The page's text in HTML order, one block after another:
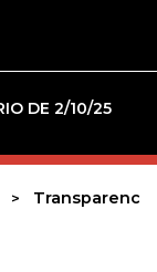
DE 2/10/25
Transparencia